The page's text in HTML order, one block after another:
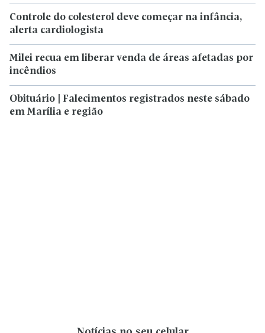
Controle do colesterol deve começar na infância,
alerta cardiologista
Milei recua em liberar venda de áreas afetadas por
incêndios
Obituário | Falecimentos registrados neste sábado
em Marília e região